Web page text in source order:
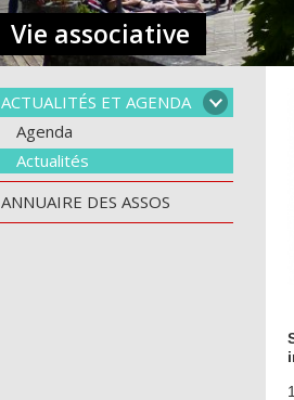
ACTUALITÉS ET AGENDA
Agenda
Actualités
ANNUAIRE DES ASSOS
Vie associative